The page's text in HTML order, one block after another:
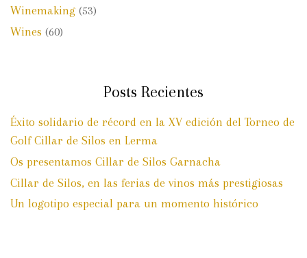
Winemaking (53)
Wines (60)
Posts Recientes
Éxito solidario de récord en la XV edición del Torneo de
Golf Cillar de Silos en Lerma
Os presentamos Cillar de Silos Garnacha
Cillar de Silos, en las ferias de vinos más prestigiosas
Un logotipo especial para un momento histórico